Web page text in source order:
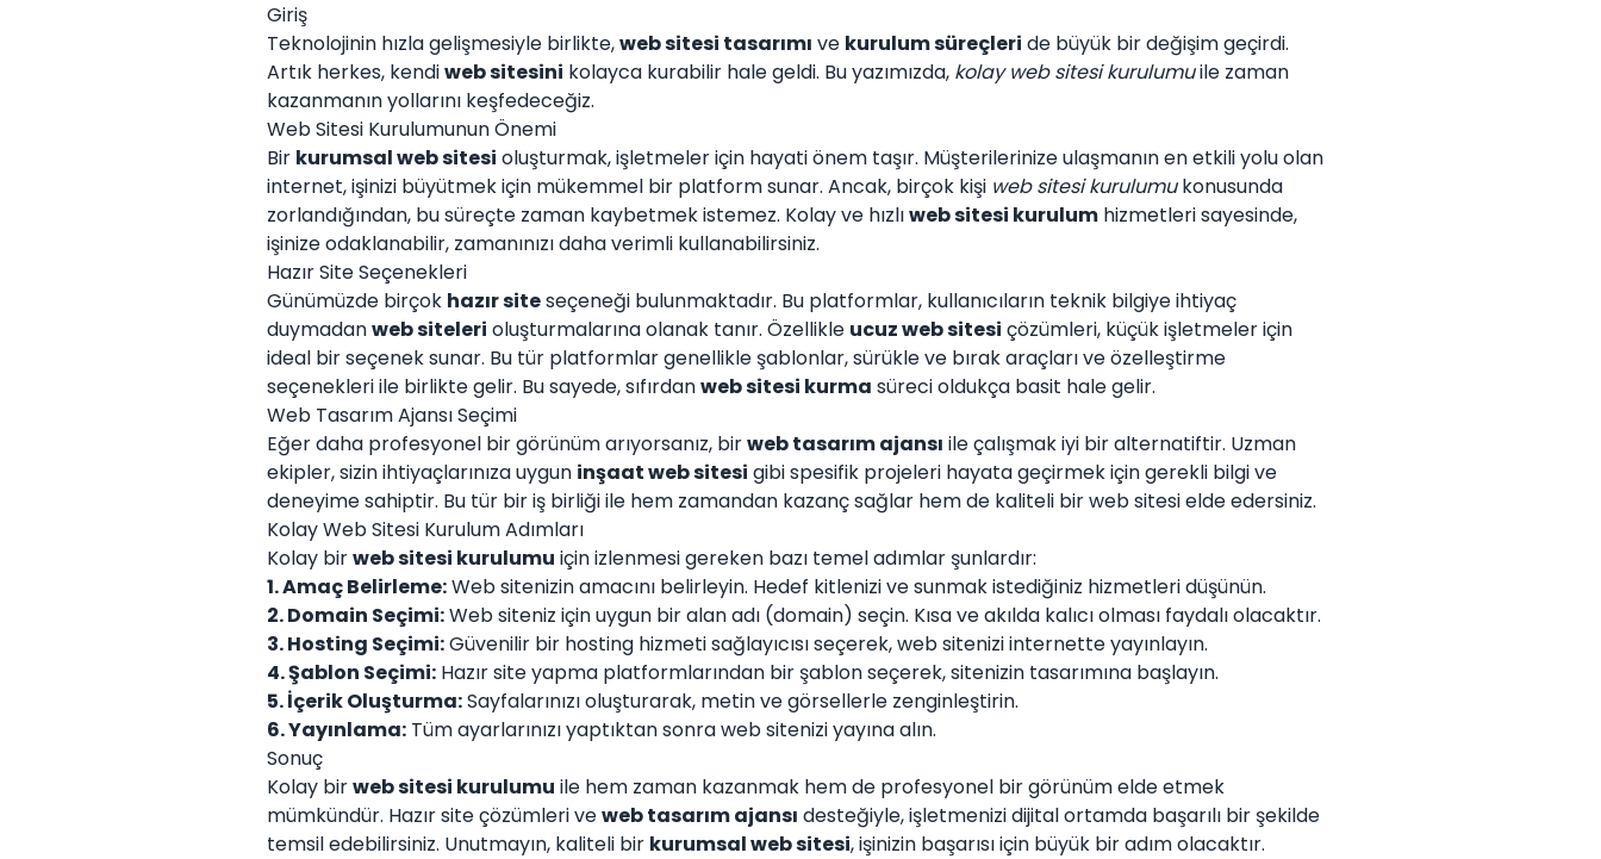
Giriş
Teknolojinin hızla gelişmesiyle birlikte,web sitesi tasarımı ve kurulum süreçleri de büyük bir değişim geçirdi.
Artık herkes, kendiweb sitesini kolayca kurabilir hale geldi. Bu yazımızda, kolay web sitesi kurulumuile zaman
kazanmanın yollarını keşfedeceğiz.
Web Sitesi Kurulumunun Önemi
Bir kurumsal web sitesi oluşturmak, işletmeler için hayati önem taşır. Müşterilerinize ulaşmanın en etkili yolu olan
internet, işinizi büyütmek için mükemmel bir platform sunar. Ancak, birçok kişi web sitesi kurulumukonusunda
zorlandığından, bu süreçte zaman kaybetmek istemez. Kolay ve hızlıweb sitesi kurulum hizmetleri sayesinde,
işinize odaklanabilir, zamanınızı daha verimli kullanabilirsiniz.
Hazır Site Seçenekleri
Günümüzde birçok hazır siteseçeneği bulunmaktadır. Bu platformlar, kullanıcıların teknik bilgiye ihtiyaç
duymadanweb siteleri oluşturmalarına olanak tanır. Özellikle ucuz web sitesi çözümleri, küçük işletmeler için
ideal bir seçenek sunar. Bu tür platformlar genellikle şablonlar, sürükle ve bırak araçları ve özelleştirme
seçenekleri ile birlikte gelir. Bu sayede, sıfırdanweb sitesi kurma süreci oldukça basit hale gelir.
Web Tasarım Ajansı Seçimi
Eğer daha profesyonel bir görünüm arıyorsanız, birweb tasarım ajansı ile çalışmak iyi bir alternatiftir. Uzman
ekipler, sizin ihtiyaçlarınıza uygun inşaat web sitesi gibi spesifik projeleri hayata geçirmek için gerekli bilgi ve
deneyime sahiptir. Bu tür bir iş birliği ile hem zamandan kazanç sağlar hem de kaliteli bir web sitesi elde edersiniz.
Kolay Web Sitesi Kurulum Adımları
Kolay birweb sitesi kurulumu için izlenmesi gereken bazı temel adımlar şunlardır:
1. Amaç Belirleme:Web sitenizin amacını belirleyin. Hedef kitlenizi ve sunmak istediğiniz hizmetleri düşünün.
2. Domain Seçimi:Web siteniz için uygun bir alan adı (domain) seçin. Kısa ve akılda kalıcı olması faydalı olacaktır.
3. Hosting Seçimi:Güvenilir bir hosting hizmeti sağlayıcısı seçerek, web sitenizi internette yayınlayın.
4. Şablon Seçimi: Hazır site yapma platformlarından bir şablon seçerek, sitenizin tasarımına başlayın.
5. İçerik Oluşturma:Sayfalarınızı oluşturarak, metin ve görsellerle zenginleştirin.
6. Yayınlama: Tüm ayarlarınızı yaptıktan sonra web sitenizi yayına alın.
Sonuç
Kolay birweb sitesi kurulumu ile hem zaman kazanmak hem de profesyonel bir görünüm elde etmek
mümkündür. Hazır site çözümleri veweb tasarım ajansı desteğiyle, işletmenizi dijital ortamda başarılı bir şekilde
temsil edebilirsiniz. Unutmayın, kaliteli bir kurumsal web sitesi, işinizin başarısı için büyük bir adım olacaktır.